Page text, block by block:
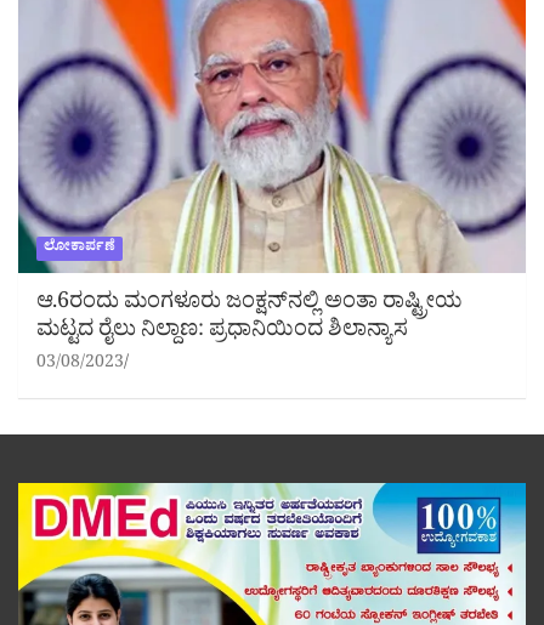
ಲೋಕಾರ್ಪಣೆ
ಆ.6ರಂದು ಮಂಗಳೂರು ಜಂಕ್ಷನ್‌ನಲ್ಲಿ ಅಂತಾ ರಾಷ್ಟ್ರೀಯ
ಮಟ್ಟದ ರೈಲು ನಿಲ್ದಾಣ: ಪ್ರಧಾನಿಯಿಂದ ಶಿಲಾನ್ಯಾಸ
03/08/2023